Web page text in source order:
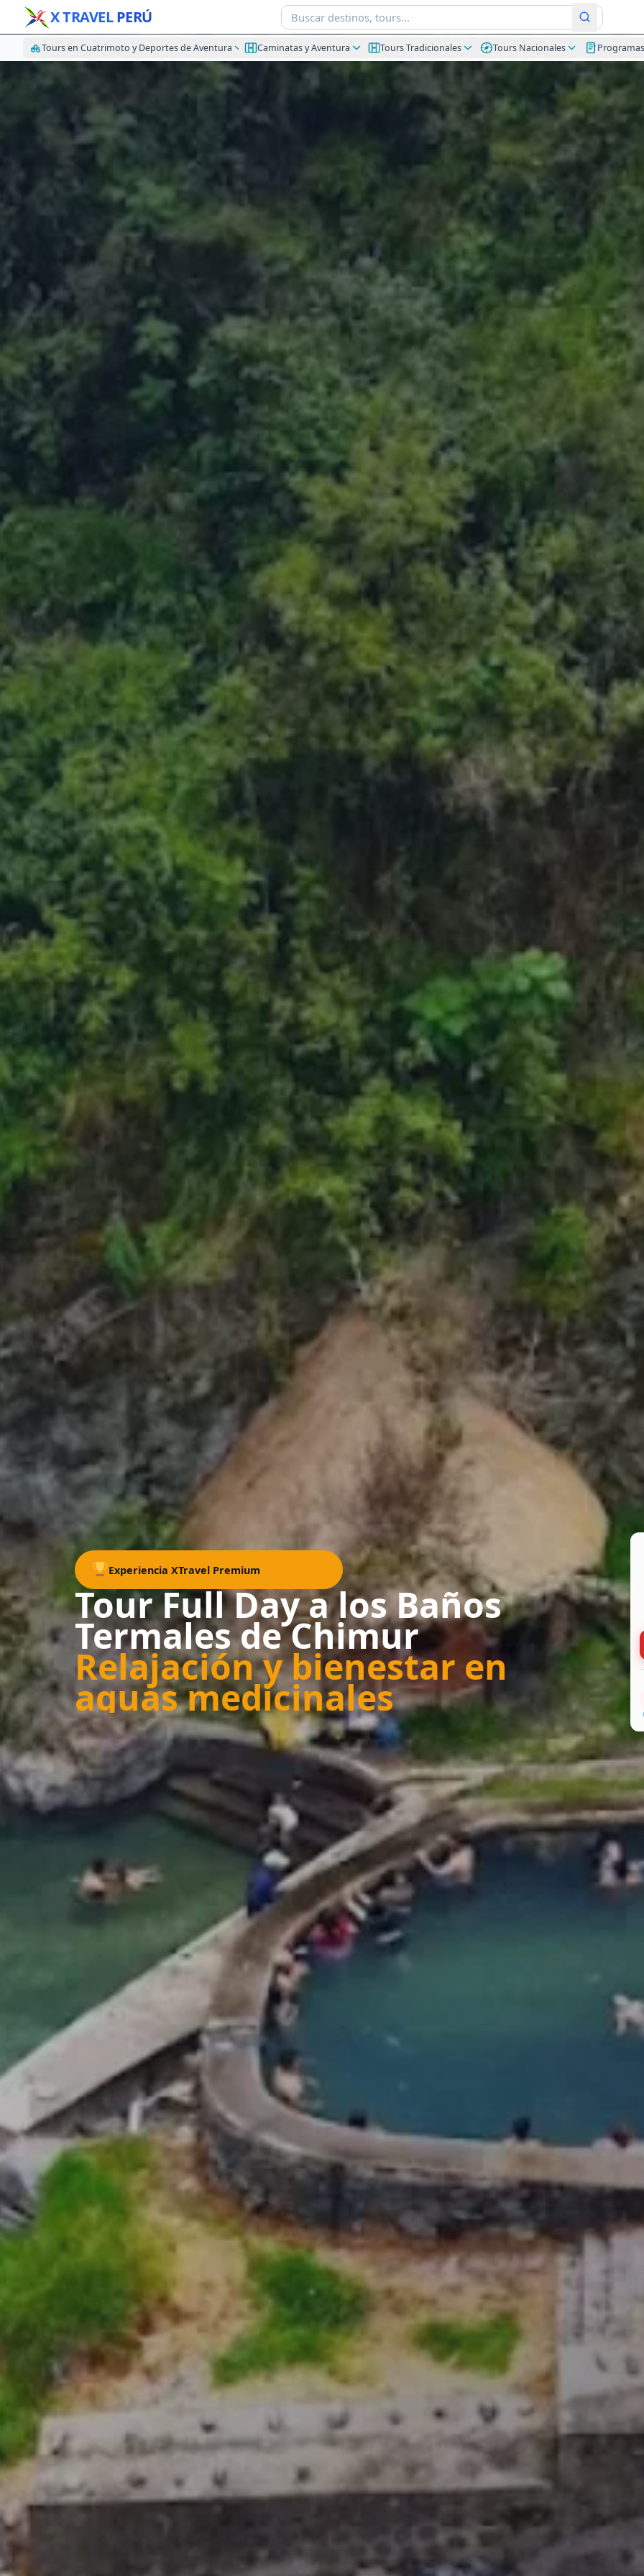
X TRAVEL PERÚ
Tours en Cuatrimoto y Deportes de Aventura Caminatas y Aventura Tours Tradicionales Tours Nacionales Programas
Experiencia XTravel PremiumEXCLUSIVA
Tour Full Day a los Baños
Termales de Chimur
Relajación y bienestar en
aguas medicinales